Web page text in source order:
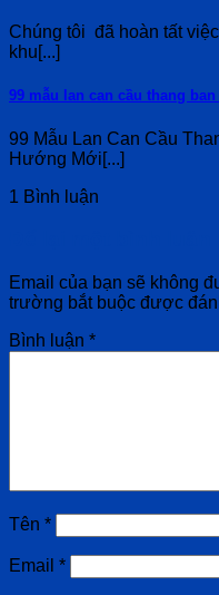
Chúng tôi đã hoàn tất
khu[...]
99 mẫu lan can cầu thang
99 Mẫu Lan Can Cầu
Hướng Mới[...]
1 Bình luận
Email của bạn sẽ không
trường bắt buộc được
Bình luận *
Tên *
Email *